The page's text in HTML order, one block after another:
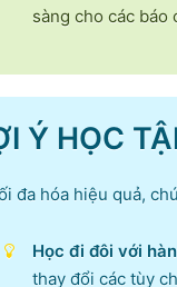
sàng cho các báo
Ý HỌC
đa hóa hiệu quả,
Học đi đôi với
thay đổi các tùy